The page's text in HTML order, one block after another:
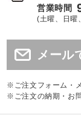
営業時間
(土曜、日曜
メール
※ご注文フォーム・
※ご注文の納期・お